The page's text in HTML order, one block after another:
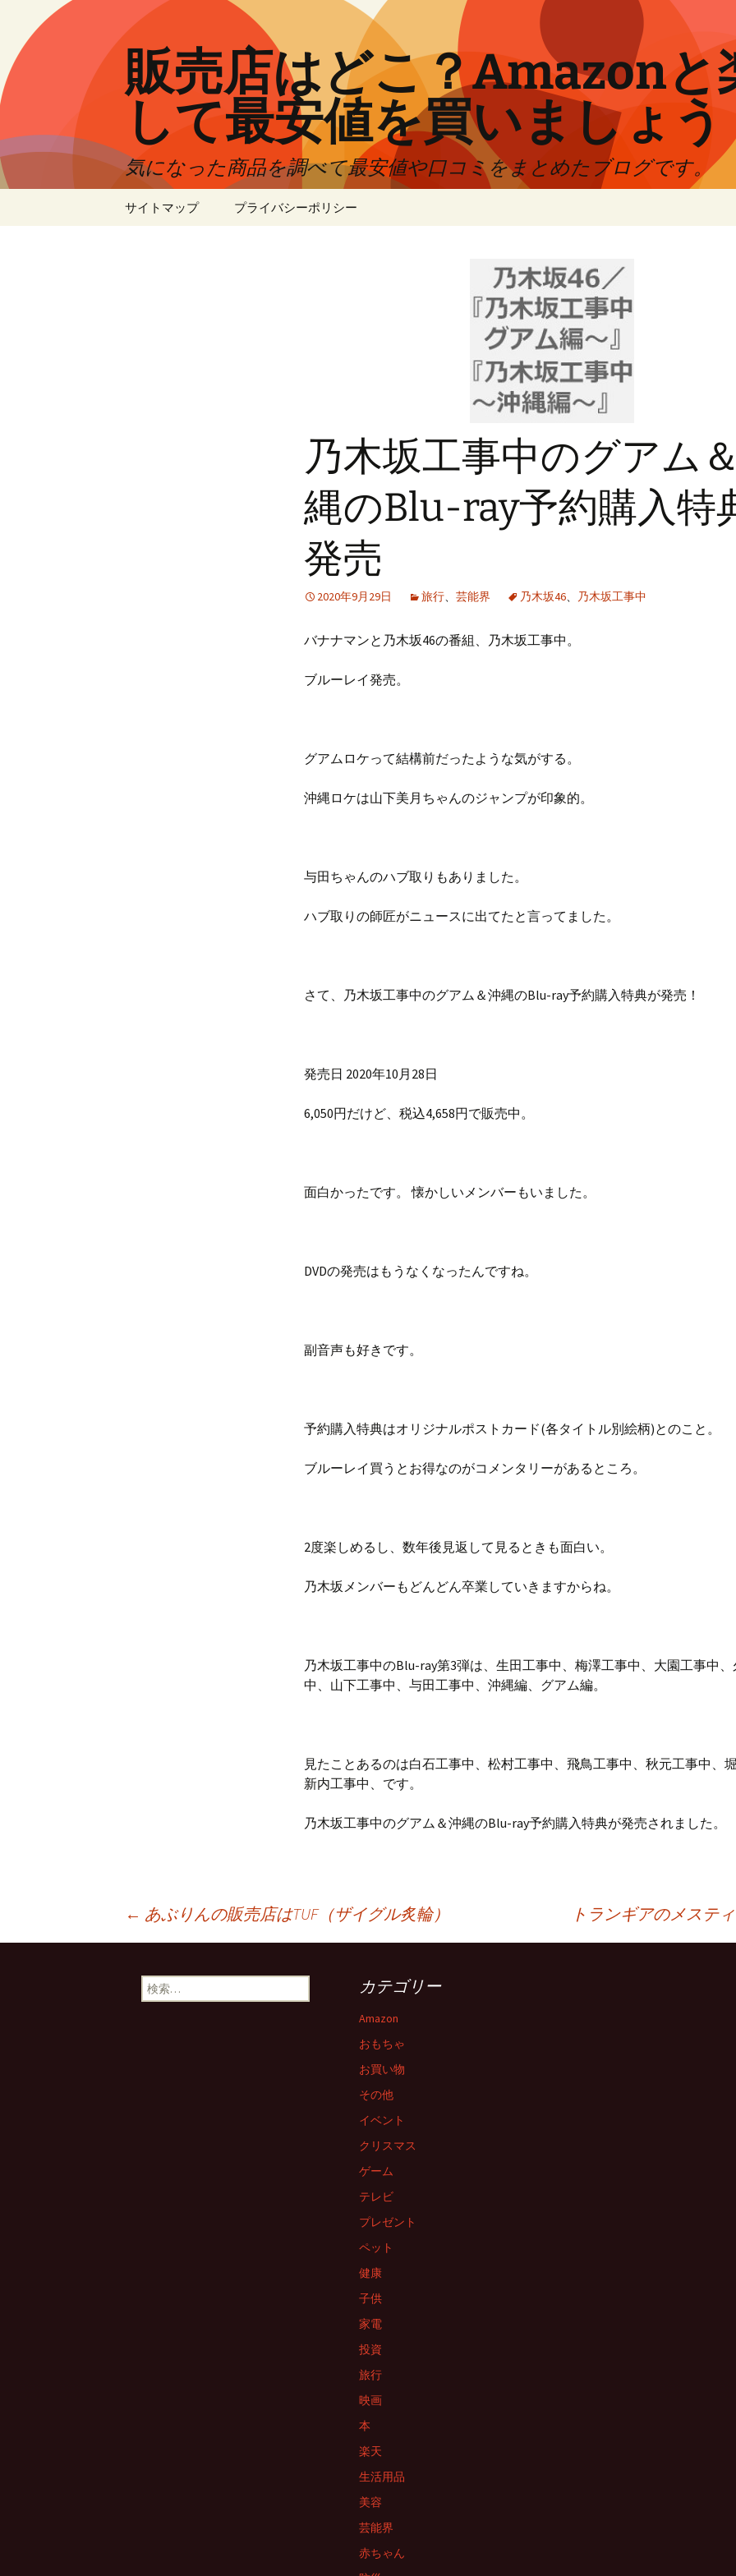
ン
ツ
へ
ッ
プ
販売店はどこ？Amazonと
して最安値を買いましょう
気になった商品を調べて最安値や口コミをまとめたブログです。
サイトマップ プライバシーポリシー
乃木坂工事中のグアム
縄のBlu-ray予約購入特
発売
2020年9月29日 旅行、 芸能界 乃木坂46、 乃木坂工事中
バナナマンと乃木坂46の番組、乃木坂工事中。
ブルーレイ発売。
グアムロケって結構前だったような気がする。
沖縄ロケは山下美月ちゃんのジャンプが印象的。
与田ちゃんのハブ取りもありました。
ハブ取りの師匠がニュースに出てたと言ってました。
さて、乃木坂工事中のグアム＆沖縄のBlu-ray予約購入特典が発売！
発売日 2020年10月28日
6,050円だけど、税込4,658円で販売中。
面白かったです。 懐かしいメンバーもいました。
DVDの発売はもうなくなったんですね。
副音声も好きです。
予約購入特典はオリジナルポストカード(各タイトル別絵柄)とのこと。
ブルーレイ買うとお得なのがコメンタリーがあるところ。
2度楽しめるし、数年後見返して見るときも面白い。
乃木坂メンバーもどんどん卒業していきますからね。
乃木坂工事中のBlu-ray第3弾は、生田工事中、梅澤工事中、大園工事中
中、山下工事中、与田工事中、沖縄編、グアム編。
見たことあるのは白石工事中、松村工事中、飛鳥工事中、秋元工事中、堀
新内工事中、です。
乃木坂工事中のグアム＆沖縄のBlu-ray予約購入特典が発売されました。
← あぶりんの販売店はTUF（ザイグル炙輪） トランギアのメステ
検
索:
カテゴリー
Amazon
おもちゃ
お買い物
その他
イベント
クリスマス
ゲーム
テレビ
プレゼント
ペット
健康
子供
家電
投資
旅行
映画
本
楽天
生活用品
美容
芸能界
赤ちゃん